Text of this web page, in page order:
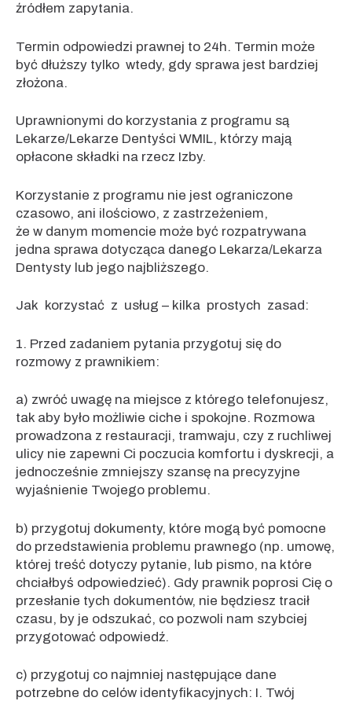
źródłem zapytania.
Termin odpowiedzi prawnej to 24h. Termin może
być dłuższy tylko wtedy, gdy sprawa jest bardziej
złożona.
Uprawnionymi do korzystania z programu są
Lekarze/Lekarze Dentyści WMIL, którzy mają
opłacone składki na rzecz Izby.
Korzystanie z programu nie jest ograniczone
czasowo, ani ilościowo, z zastrzeżeniem,
że w danym momencie może być rozpatrywana
jedna sprawa dotycząca danego Lekarza/Lekarza
Dentysty lub jego najbliższego.
Jak korzystać z usług – kilka prostych zasad:
1. Przed zadaniem pytania przygotuj się do
rozmowy z prawnikiem:
a) zwróć uwagę na miejsce z którego telefonujesz,
tak aby było możliwie ciche i spokojne. Rozmowa
prowadzona z restauracji, tramwaju, czy z ruchliwej
ulicy nie zapewni Ci poczucia komfortu i dyskrecji, a
jednocześnie zmniejszy szansę na precyzyjne
wyjaśnienie Twojego problemu.
b) przygotuj dokumenty, które mogą być pomocne
do przedstawienia problemu prawnego (np. umowę,
której treść dotyczy pytanie, lub pismo, na które
chciałbyś odpowiedzieć). Gdy prawnik poprosi Cię o
przesłanie tych dokumentów, nie będziesz tracił
czasu, by je odszukać, co pozwoli nam szybciej
przygotować odpowiedź.
c) przygotuj co najmniej następujące dane
potrzebne do celów identyfikacyjnych: I. Twój